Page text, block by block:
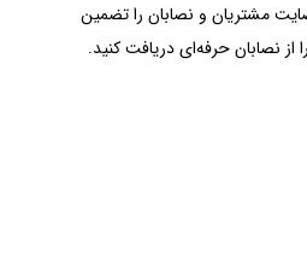
مشتریان و نصابان را تضمین
از نصابان حرفه‌ای دریافت کنید.